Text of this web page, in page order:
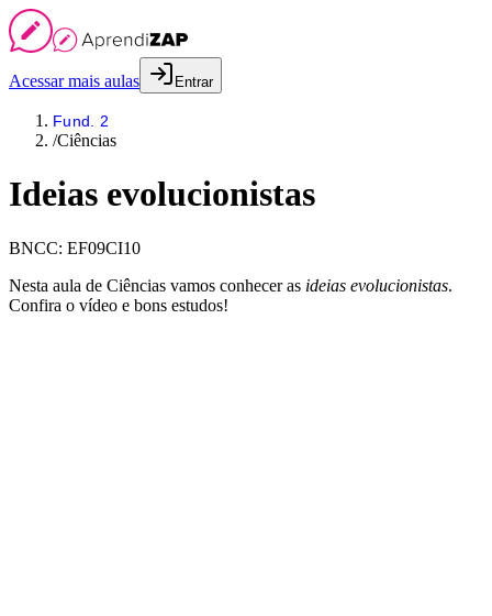
Acessar mais aulas Entrar
Fund. 2
/Ciências
Ideias evolucionistas
BNCC: EF09CI10
Nesta aula de Ciências vamos conhecer as ideias evolucionistas.
Confira o vídeo e bons estudos!